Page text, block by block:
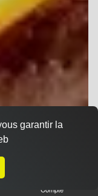
Compte
garantir la